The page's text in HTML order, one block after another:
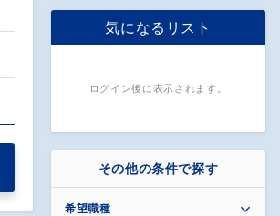
気になるリスト
ログイン後に表示されます。
その他の条件で探す
希望職種